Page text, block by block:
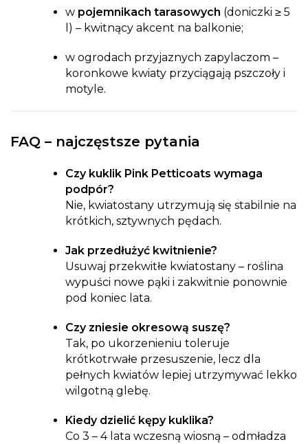
w pojemnikach tarasowych (doniczki ≥ 5
l) – kwitnący akcent na balkonie;
w ogrodach przyjaznych zapylaczom –
koronkowe kwiaty przyciągają pszczoły i
motyle.
FAQ – najczęstsze pytania
Czy kuklik Pink Petticoats wymaga
podpór?
Nie, kwiatostany utrzymują się stabilnie na
krótkich, sztywnych pędach.
Jak przedłużyć kwitnienie?
Usuwaj przekwitłe kwiatostany – roślina
wypuści nowe pąki i zakwitnie ponownie
pod koniec lata.
Czy zniesie okresową suszę?
Tak, po ukorzenieniu toleruje
krótkotrwałe przesuszenie, lecz dla
pełnych kwiatów lepiej utrzymywać lekko
wilgotną glebę.
Kiedy dzielić kępy kuklika?
Co 3 – 4 lata wczesną wiosną – odmładza